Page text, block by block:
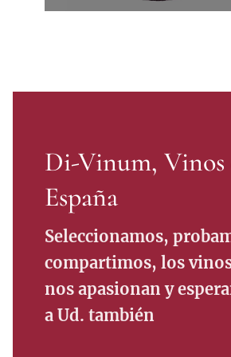
Di-Vinum, Vinos
España
Seleccionamos,
compartimos, los
nos apasionan y
a Ud. también